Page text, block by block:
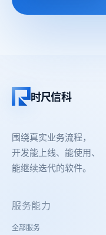
时尺信科
围绕真实业务流程，
开发能上线、能使用、
能继续迭代的软件。
服务能力
全部服务